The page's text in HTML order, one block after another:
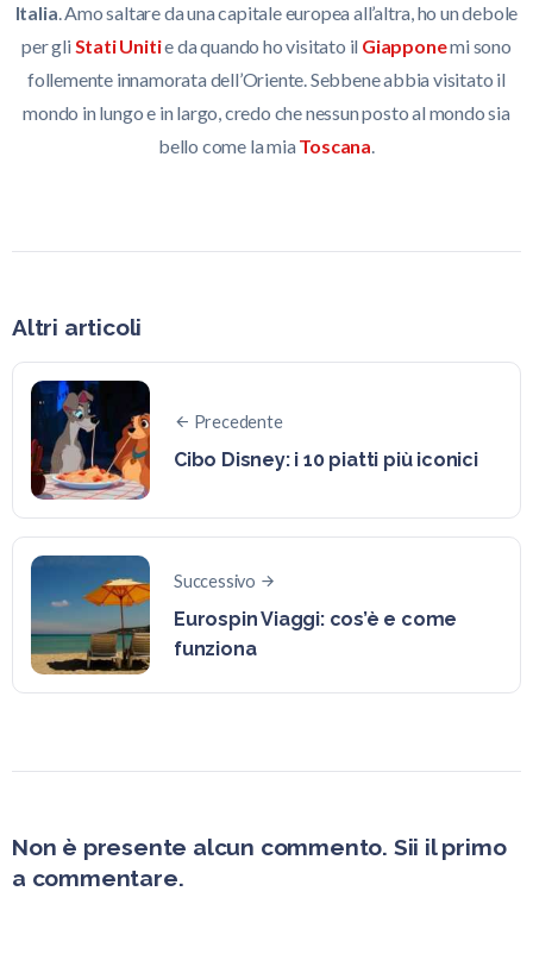
Italia. Amo saltare da una capitale europea all’altra, ho un debole
per gli Stati Unitie da quando ho visitato il Giapponemi sono
follemente innamorata dell’Oriente. Sebbene abbia visitato il
mondo in lungo e in largo, credo che nessun posto al mondo sia
bello come la mia Toscana.
Altri articoli
Precedente
Cibo Disney: i 10 piatti più iconici
Successivo
Eurospin Viaggi: cos’è e come
funziona
Non è presente alcun commento. Sii il primo
a commentare.